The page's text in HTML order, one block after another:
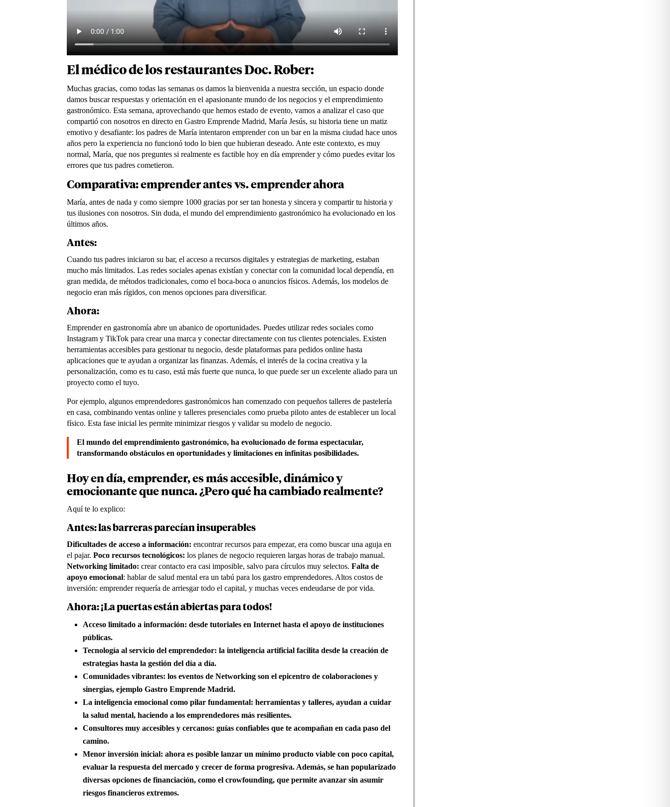
El médico de los restaurantes Doc. Rober:
Muchas gracias, como todas las semanas os damos la bienvenida a nuestra sección, un espacio donde
damos buscar respuestas y orientación en el apasionante mundo de los negocios y el emprendimiento
gastronómico. Esta semana, aprovechando que hemos estado de evento, vamos a analizar el caso que
compartió con nosotros en directo en Gastro Emprende Madrid, María Jesús, su historia tiene un matiz
emotivo y desafiante: los padres de María intentaron emprender con un bar en la misma ciudad hace unos
años pero la experiencia no funcionó todo lo bien que hubieran deseado. Ante este contexto, es muy
normal, María, que nos preguntes si realmente es factible hoy en día emprender y cómo puedes evitar los
errores que tus padres cometieron.
Comparativa: emprender antes vs. emprender ahora
María, antes de nada y como siempre 1000 gracias por ser tan honesta y sincera y compartir tu historia y
tus ilusiones con nosotros. Sin duda, el mundo del emprendimiento gastronómico ha evolucionado en los
últimos años.
Antes:
Cuando tus padres iniciaron su bar, el acceso a recursos digitales y estrategias de marketing, estaban
mucho más limitados. Las redes sociales apenas existían y conectar con la comunidad local dependía, en
gran medida, de métodos tradicionales, como el boca-boca o anuncios físicos. Además, los modelos de
negocio eran más rígidos, con menos opciones para diversificar.
Ahora:
Emprender en gastronomía abre un abanico de oportunidades. Puedes utilizar redes sociales como
Instagram y TikTok para crear una marca y conectar directamente con tus clientes potenciales. Existen
herramientas accesibles para gestionar tu negocio, desde plataformas para pedidos online hasta
aplicaciones que te ayudan a organizar las finanzas. Además, el interés de la cocina creativa y la
personalización, como es tu caso, está más fuerte que nunca, lo que puede ser un excelente aliado para un
proyecto como el tuyo.
Por ejemplo, algunos emprendedores gastronómicos han comenzado con pequeños talleres de pastelería
en casa, combinando ventas online y talleres presenciales como prueba piloto antes de establecer un local
físico. Esta fase inicial les permite minimizar riesgos y validar su modelo de negocio.
El mundo del emprendimiento gastronómico, ha evolucionado de forma espectacular,
transformando obstáculos en oportunidades y limitaciones en infinitas posibilidades.
Hoy en día, emprender, es más accesible, dinámico y
emocionante que nunca. ¿Pero qué ha cambiado realmente?
Aquí te lo explico:
Antes: las barreras parecían insuperables
Dificultades de acceso a información: encontrar recursos para empezar, era como buscar una aguja en
el pajar.Poco recursos tecnológicos: los planes de negocio requieren largas horas de trabajo manual.
Networking limitado: crear contacto era casi imposible, salvo para círculos muy selectos.Falta de
apoyo emocional: hablar de salud mental era un tabú para los gastro emprendedores. Altos costos de
inversión: emprender requería de arriesgar todo el capital, y muchas veces endeudarse de por vida.
Ahora: ¡La puertas están abiertas para todos!
Acceso limitado a información: desde tutoriales en Internet hasta el apoyo de instituciones
públicas.
Tecnología al servicio del emprendedor: la inteligencia artificial facilita desde la creación de
estrategias hasta la gestión del día a día.
Comunidades vibrantes: los eventos de Networking son el epicentro de colaboraciones y
sinergias, ejemplo Gastro Emprende Madrid.
La inteligencia emocional como pilar fundamental: herramientas y talleres, ayudan a cuidar
la salud mental, haciendo a los emprendedores más resilientes.
Consultores muy accesibles y cercanos: guías confiables que te acompañan en cada paso del
camino.
Menor inversión inicial: ahora es posible lanzar un mínimo producto viable con poco capital,
evaluar la respuesta del mercado y crecer de forma progresiva. Además, se han popularizado
diversas opciones de financiación, como el crowfounding, que permite avanzar sin asumir
riesgos financieros extremos.